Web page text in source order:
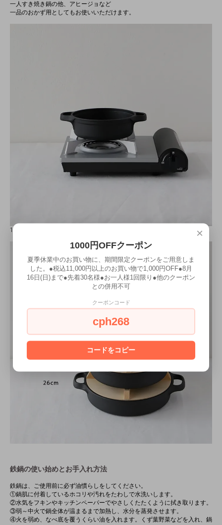
一人すき焼き鍋の他、アヒージョなど
一品のおかず用としてもお使いいただけます。
16cm鍋をカセットコンロに置いた時の使用イメージです。
鉄鍋の使い始めとお手入れ方法
鉄鍋は、ご使用前に必ず油慣らしをしてください。
①鍋肌に付着しているホコリや汚れをたわしで水洗いします。
②水気をフキンやキッチンペーパーでやさしくたたくように拭き取ります。
③弱～中火で鍋全体が温まるまで加熱し、水分を蒸発させます。
④火を弱め、なべ底を覆うくらい油を入れます。くず葉野菜などを入れ、鍋
×
1000円OFFクーポン
夏季休業中のお買い物に、期間限定クーポンをご用意しま
した。●税込11,000円以上のお買い物で1,000円OFF●8月
16日(日)まで●先着30名様●お一人様1回限り●他のクーポン
との併用不可
クーポンコード
cph268
コードをコピー